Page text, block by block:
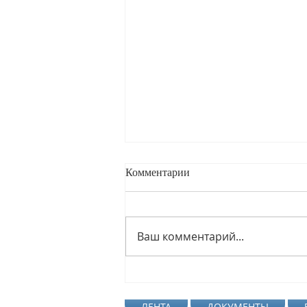
Комментарии
Ваш комментарий...